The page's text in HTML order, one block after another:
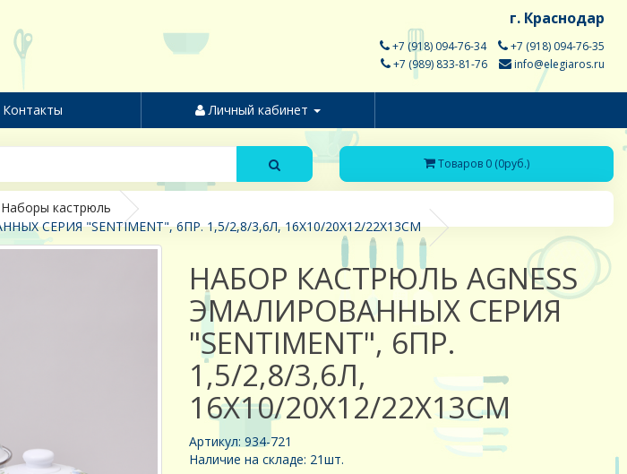
г. Краснодар
+7 (918) 094-76-34
+7 (918) 094-76-35
+7 (989) 833-81-76
info@elegiaros.ru
Контакты Личный кабинет
Товаров 0 (0руб.)
Наборы кастрюль
СЕРИЯ "SENTIMENT", 6ПР. 1,5/2,8/3,6Л, 16Х10/20Х12/22Х13СМ
НАБОР КАСТРЮЛЬ AGNESS
ЭМАЛИРОВАННЫХ СЕРИЯ
"SENTIMENT", 6ПР.
1,5/2,8/3,6Л,
16Х10/20Х12/22Х13СМ
Артикул: 934-721
Наличие на складе: 21шт.